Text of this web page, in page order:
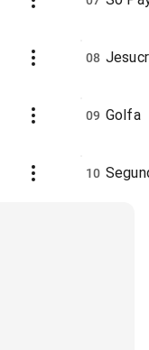
08
09 Golfa
10